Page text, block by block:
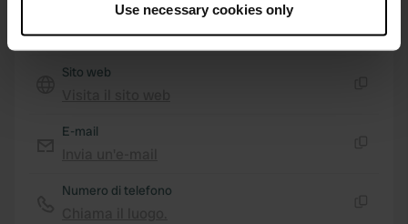
Collect information about your geographical location
which can be accurate to within several meters
and set your preferences in the
provide social media features and to analyse our traffic.
Use necessary cookies only
Mostra sulla mappa
Sito web
E-mail
Numero di telefono